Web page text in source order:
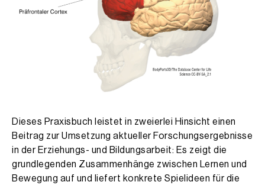
Dieses Praxisbuch leistet in zweierlei Hinsicht einen
Beitrag zur Umsetzung aktueller Forschungsergebnisse
in der Erziehungs- und Bildungsarbeit: Es zeigt die
grundlegenden Zusammenhänge zwischen Lernen und
Bewegung auf und liefert konkrete Spielideen für die